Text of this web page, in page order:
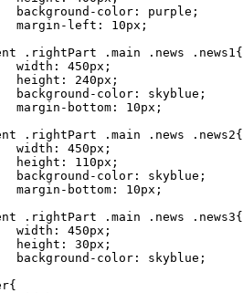
background-color : purple ;
margin-left : 10px ;
.rightPart .main .news .news1{
width : 450px ;
height : 240px ;
background-color : skyblue ;
margin-bottom : 10px ;
.rightPart .main .news .news2{
width : 450px ;
height : 110px ;
background-color : skyblue ;
margin-bottom : 10px ;
.rightPart .main .news .news3{
width : 450px ;
height : 30px ;
background-color : skyblue ;
{